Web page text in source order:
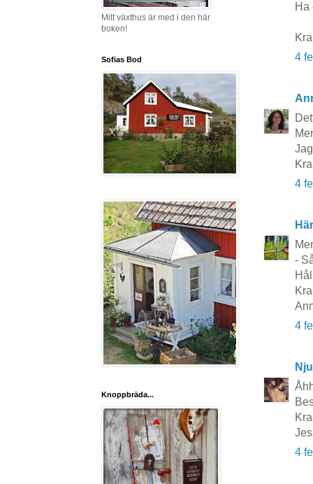
Ha
4
4
-
4
4
Mitt växthus är med i den här
boken!
Sofias Bod
Knoppbräda...